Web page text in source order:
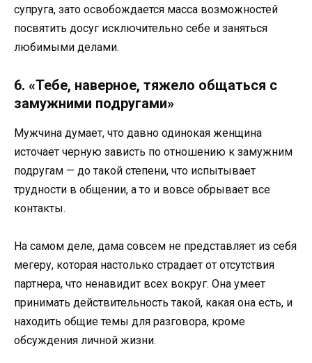
супруга, зато освобождается масса возможностей
посвятить досуг исключительно себе и заняться
любимыми делами.
6. «Тебе, наверное, тяжело общаться с
замужними подругами»
Мужчина думает, что давно одинокая женщина
источает черную зависть по отношению к замужним
подругам — до такой степени, что испытывает
трудности в общении, а то и вовсе обрывает все
контакты.
На самом деле, дама совсем не представляет из себя
мегеру, которая настолько страдает от отсутствия
партнера, что ненавидит всех вокруг. Она умеет
принимать действительность такой, какая она есть, и
находить общие темы для разговора, кроме
обсуждения личной жизни.